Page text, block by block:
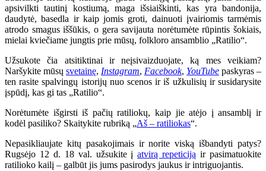
apsivilkti tautinį kostiumą, maga išsiaiškinti, kas yra bandonija,
daudytė, basedla ir kaip jomis groti, dainuoti įvairiomis tarmėmis
atrodo smagus iššūkis, o gera savijauta norėtumėte rūpintis šokiais,
mielai kviečiame jungtis prie mūsų, folkloro ansamblio „Ratilio“.
Užsukote čia atsitiktinai ir neįsivaizduojate, ką mes veikiam?
Naršykite mūsų svetainę, Instagram, Facebook, YouTube paskyras –
ten rasite spalvingų istorijų nuo scenos ir iš užkulisių ir susidarysite
įspūdį, kas gi tas „Ratilio“.
Norėtumėte išgirsti iš pačių ratiliokų, kaip jie atėjo į ansamblį ir
kodėl pasiliko? Skaitykite rubriką „Aš – ratiliokas“.
Nepasikliaujate kitų pasakojimais ir norite viską išbandyti patys?
Rugsėjo 12 d. 18 val. užsukite įatvirą repeticiją ir pasimatuokite
ratilioko kailį – galbūt jis jums pasirodys jaukus ir intriguojantis.